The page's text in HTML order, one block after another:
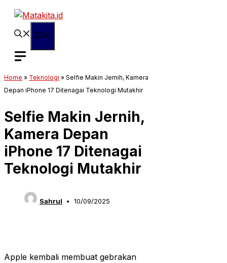
Langsung
Home » Teknologi » Selfie Makin Jernih, Kamera
Depan iPhone 17 Ditenagai Teknologi Mutakhir
Selfie Makin Jernih,
Kamera Depan
iPhone 17 Ditenagai
Teknologi Mutakhir
Sahrul 10/09/2025
Apple kembali membuat gebrakan